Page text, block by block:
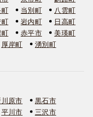
当別町
八雲町
岩内町
日高町
赤平市
美瑛町
厚岸町
湧別町
原市
黒石市
平川市
三沢市